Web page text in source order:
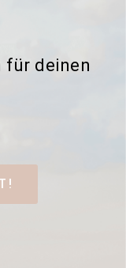
für deinen